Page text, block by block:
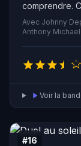
comprendre.
d'avoir
lames et des
Avec Johnny
Anthony
Voir la
#16